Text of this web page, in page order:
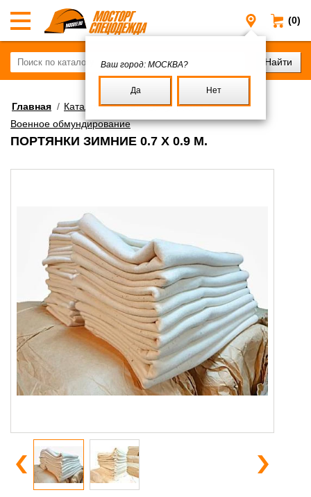
(0)
Москва
Ваш город: МОСКВА?
Да Нет
Главная / Каталог/Военное имущество/
Военное обмундирование
ПОРТЯНКИ ЗИМНИЕ 0.7 Х 0.9 М.